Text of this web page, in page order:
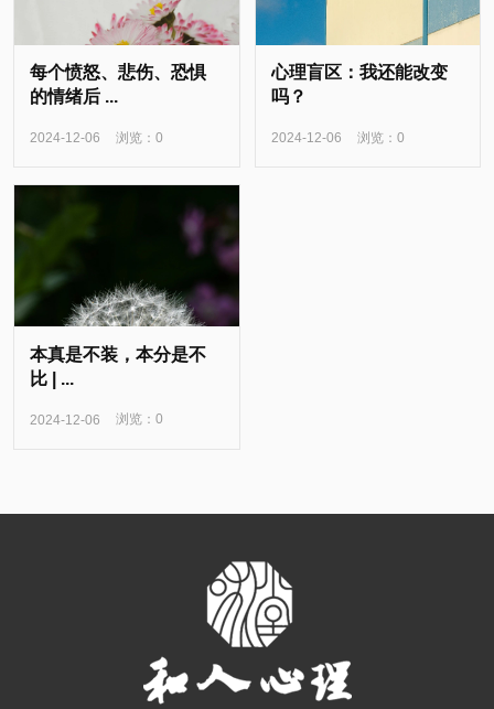
每个愤怒、悲伤、恐惧
的情绪后 ...
2024-12-06 浏览：0
心理盲区：我还能改变
吗？
2024-12-06 浏览：0
本真是不装，本分是不
比 | ...
2024-12-06 浏览：0